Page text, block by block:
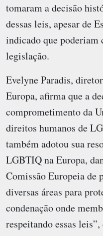
tomaram a decisão
dessas leis, apesar de
indicado que poderiam
legislação.
Evelyne Paradis,
Europa, afirma que a
comprometimento da
direitos humanos de
também adotou sua
LGBTIQ na Europa,
Comissão Europeia de
diversas áreas para
condenação onde
respeitando essas